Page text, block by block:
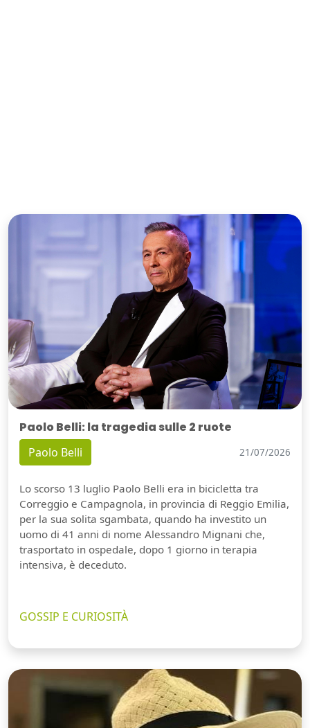
Paolo Belli: la tragedia sulle 2 ruote
Paolo Belli 21/07/2026
Lo scorso 13 luglio Paolo Belli era in bicicletta tra
Correggio e Campagnola, in provincia di Reggio Emilia,
per la sua solita sgambata, quando ha investito un
uomo di 41 anni di nome Alessandro Mignani che,
trasportato in ospedale, dopo 1 giorno in terapia
intensiva, è deceduto.
GOSSIP E CURIOSITÀ